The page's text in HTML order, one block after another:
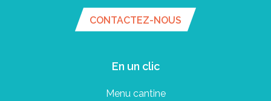
CONTACTEZ-NOUS
En un clic
Menu cantine